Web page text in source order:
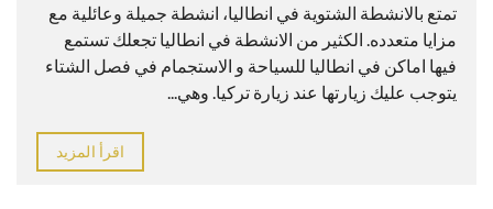
تمتع بالانشطة الشتوية في انطاليا، انشطة جميلة وعائلية مع
مزايا متعدده. الكثير من الانشطة في انطاليا تجعلك تستمع
فيها اماكن في انطاليا للسياحة و الاستجمام في فصل الشتاء
يتوجب عليك زيارتها عند زيارة تركيا. وهي...
اقرأ المزيد